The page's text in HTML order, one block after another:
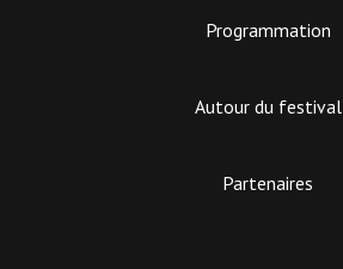
Programmation
Autour du festival
Partenaires